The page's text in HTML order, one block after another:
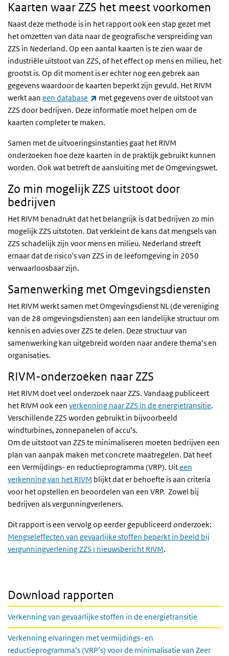
Kaarten waar ZZS het meest voorkomen
Naast deze methode is in het rapport ook een stap gezet met
het omzetten van data naar de geografische verspreiding van
ZZS in Nederland. Op een aantal kaarten is te zien waar de
industriële uitstoot van ZZS, of het effect op mens en milieu, het
grootst is. Op dit moment is er echter nog een gebrek aan
gegevens waardoor de kaarten beperkt zijn gevuld. Het RIVM
werkt aan een database (externe link)
met gegevens over de uitstoot van
ZZS door bedrijven. Deze informatie moet helpen om de
kaarten completer te maken.
Samen met de uitvoeringsinstanties gaat het RIVM
onderzoeken hoe deze kaarten in de praktijk gebruikt kunnen
worden. Ook wat betreft de aansluiting met de Omgevingswet.
Zo min mogelijk ZZS uitstoot door
bedrijven
Het RIVM benadrukt dat het belangrijk is dat bedrijven zo min
mogelijk ZZS uitstoten. Dat verkleint de kans dat mengsels van
ZZS schadelijk zijn voor mens en milieu. Nederland streeft
ernaar dat de risico's van ZZS in de leefomgeving in 2050
verwaarloosbaar zijn.
Samenwerking met Omgevingsdiensten
Het RIVM werkt samen met Omgevingsdienst NL (de vereniging
van de 28 omgevingsdiensten) aan een landelijke structuur om
kennis en advies over ZZS te delen. Deze structuur van
samenwerking kan uitgebreid worden naar andere thema’s en
organisaties.
RIVM-onderzoeken naar ZZS
Het RIVM doet veel onderzoek naar ZZS. Vandaag publiceert
het RIVM ook een verkenning naar ZZS in de energietransitie.
Verschillende ZZS worden gebruikt in bijvoorbeeld
windturbines, zonnepanelen of accu’s.
Om de uitstoot van ZZS te minimaliseren moeten bedrijven een
plan van aanpak maken met concrete maatregelen. Dat heet
een Vermijdings- en reductieprogramma (VRP). Uiteen
verkenning van het RIVM blijkt dat er behoefte is aan criteria
voor het opstellen en beoordelen van een VRP. Zowel bij
bedrijven als vergunningverleners.
Dit rapport is een vervolg op eerder gepubliceerd onderzoek:
Mengseleffecten van gevaarlijke stoffen beperkt in beeld bij
vergunningverlening ZZS | nieuwsbericht RIVM.
Download rapporten
Verkenning van gevaarlijke stoffen in de energietransitie
Verkenning ervaringen met vermijdings- en
reductieprogramma’s (VRP’s) voor de minimalisatie van Zeer